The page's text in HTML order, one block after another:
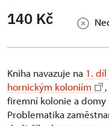
140 Kč
Kniha navazuje na 1.
hornickým koloniím
firemní kolonie a
Problematika